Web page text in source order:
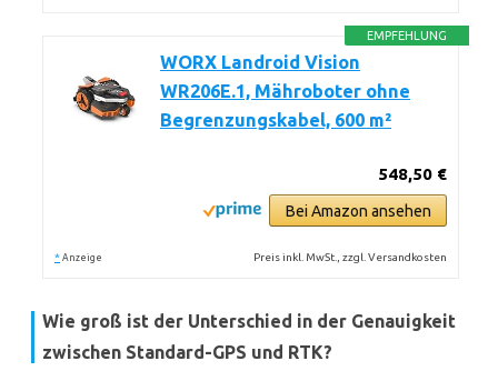
EMPFEHLUNG
WORX Landroid Vision
WR206E.1, Mähroboter ohne
Begrenzungskabel, 600 m²
548,50 €
Bei Amazon ansehen
* Anzeige Preis inkl. MwSt., zzgl. Versandkosten
Wie groß ist der Unterschied in der Genauigkeit
zwischen Standard-GPS und RTK?